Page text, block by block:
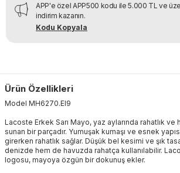
APP'e özel APP500 kodu ile 5.000 TL ve
indirim kazanın.
Kodu Kopyala
Ürün Özellikleri
Model MH6270.EI9
Lacoste Erkek Sarı Mayo, yaz aylarında rahatlık
sunan bir parçadır. Yumuşak kumaşı ve esnek
girerken rahatlık sağlar. Düşük bel kesimi ve şık
denizde hem de havuzda rahatça kullanılabilir.
logosu, mayoya özgün bir dokunuş ekler.